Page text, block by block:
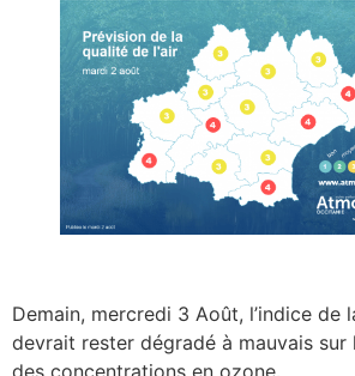
Demain, mercredi 3 Août, l’indice de
devrait rester dégradé à mauvais sur